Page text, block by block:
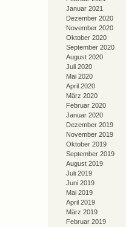
Januar 2021
Dezember 2020
November 2020
Oktober 2020
September 2020
August 2020
Juli 2020
Mai 2020
April 2020
März 2020
Februar 2020
Januar 2020
Dezember 2019
November 2019
Oktober 2019
September 2019
August 2019
Juli 2019
Juni 2019
Mai 2019
April 2019
März 2019
Februar 2019